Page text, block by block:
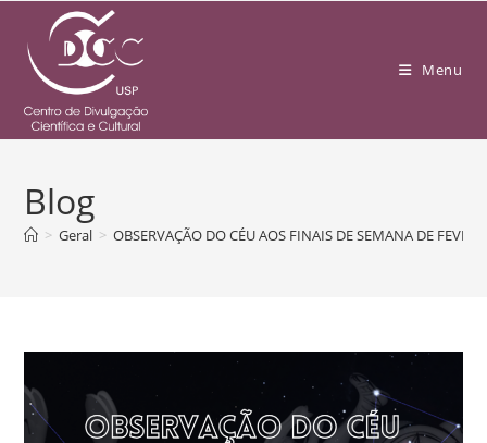
Menu
Blog
> Geral > OBSERVAÇÃO DO CÉU AOS FINAIS DE SEMANA DE